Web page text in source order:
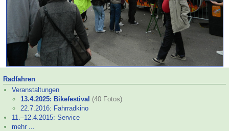
Radfahren
Veranstaltungen
13.4.2025: Bikefestival (40 Fotos)
22.7.2016: Fahrradkino
11.–12.4.2015: Service
mehr ...